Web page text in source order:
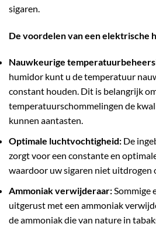
sigaren.
De voordelen van een elektrische
Nauwkeurige
humidor kunt u de temperatuur
constant houden. Dit is belangrijk
temperatuurschommelingen de
kunnen aantasten.
Optimale luchtvochtigheid: De
zorgt voor een constante en
waardoor uw sigaren niet uitdrogen
Ammoniak verwijderaar: Sommige
uitgerust met een ammoniak
de ammoniak die van nature in